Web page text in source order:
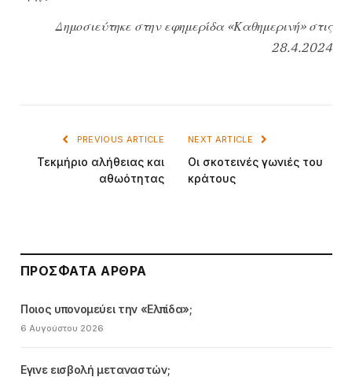
Δημοσιεύτηκε στην εφημερίδα «Καθημερινή» στις
28.4.2024
PREVIOUS ARTICLE
Τεκμήριο αλήθειας και
αθωότητας
NEXT ARTICLE
Οι σκοτεινές γωνιές του
κράτους
ΠΡΌΣΦΑΤΑ ΆΡΘΡΑ
Ποιος υπονομεύει την «Ελπίδα»;
6 Αυγούστου 2026
Εγινε εισβολή μεταναστών;